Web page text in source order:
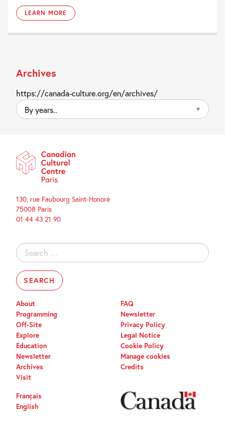
LEARN MORE
Archives
https://canada-culture.org/en/archives/
By
years..
130, rue Faubourg Saint-Honoré
75008 Paris
01 44 43 21 90
Search
for:
About
Programming
Off-Site
Explore
Education
Newsletter
Archives
Visit
FAQ
Newsletter
Privacy Policy
Legal Notice
Cookie Policy
Manage cookies
Credits
Français
English